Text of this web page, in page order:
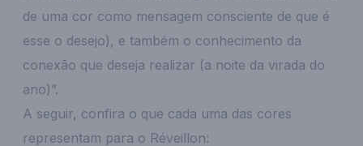
de uma cor como mensagem consciente de que é
esse o desejo), e também o conhecimento da
conexão que deseja realizar (a noite da virada do
ano)”.
A seguir, confira o que cada uma das cores
representam para o Réveillon: